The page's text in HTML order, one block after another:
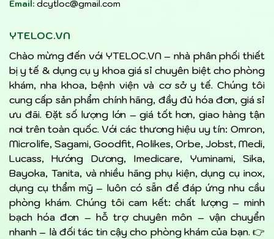
Email: dcytloc@gmail.com
YTELOC.VN
Chào mừng đến với YTELOC.VN – nhà phân phối thiết
bị y tế & dụng cụ y khoa giá sỉ chuyên biệt cho phòng
khám, nha khoa, bệnh viện và cơ sở y tế. Chúng tôi
cung cấp sản phẩm chính hãng, đầy đủ hóa đơn, giá sỉ
ưu đãi. Đặt số lượng lớn – giá tốt hơn, giao hàng tận
nơi trên toàn quốc. Với các thương hiệu uy tín: Omron,
Microlife, Sagami, Goodfit, Aolikes, Orbe, Jobst, Medi,
Lucass, Hướng Dương, Imedicare, Yuminami, Sika,
Bayoka, Tanita, và nhiều hãng phụ kiện, dụng cụ inox,
dụng cụ thẩm mỹ – luôn có sẵn để đáp ứng nhu cầu
phòng khám. Chúng tôi cam kết: chất lượng – minh
bạch hóa đơn – hỗ trợ chuyên môn – vận chuyển
nhanh – là đối tác tin cậy cho phòng khám của bạn. 👉